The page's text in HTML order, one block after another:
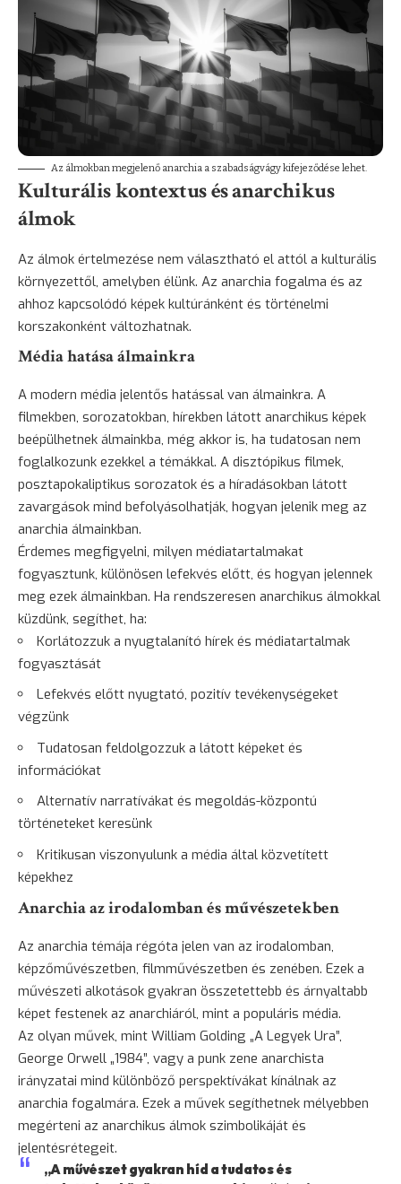
Az álmokban megjelenő anarchia a szabadságvágy kifejeződése lehet.
Kulturális kontextus és anarchikus
álmok
Az álmok értelmezése nem választható el attól a kulturális
környezettől, amelyben élünk. Az anarchia fogalma és az
ahhoz kapcsolódó képek kultúránként és történelmi
korszakonként változhatnak.
Média hatása álmainkra
A modern média jelentős hatással van álmainkra. A
filmekben, sorozatokban, hírekben látott anarchikus képek
beépülhetnek álmainkba, még akkor is, ha tudatosan nem
foglalkozunk ezekkel a témákkal. A disztópikus filmek,
posztapokaliptikus sorozatok és a híradásokban látott
zavargások mind befolyásolhatják, hogyan jelenik meg az
anarchia álmainkban.
Érdemes megfigyelni, milyen médiatartalmakat
fogyasztunk, különösen lefekvés előtt, és hogyan jelennek
meg ezek álmainkban. Ha rendszeresen anarchikus álmokkal
küzdünk, segíthet, ha:
Korlátozzuk a nyugtalanító hírek és médiatartalmak
fogyasztását
Lefekvés előtt nyugtató, pozitív tevékenységeket
végzünk
Tudatosan feldolgozzuk a látott képeket és
információkat
Alternatív narratívákat és megoldás-központú
történeteket keresünk
Kritikusan viszonyulunk a média által közvetített
képekhez
Anarchia az irodalomban és művészetekben
Az anarchia témája régóta jelen van az irodalomban,
képzőművészetben, filmművészetben és zenében. Ezek a
művészeti alkotások gyakran összetettebb és árnyaltabb
képet festenek az anarchiáról, mint a populáris média.
Az olyan művek, mint William Golding „A Legyek Ura”,
George Orwell „1984”, vagy a punk zene anarchista
irányzatai mind különböző perspektívákat kínálnak az
anarchia fogalmára. Ezek a művek segíthetnek mélyebben
megérteni az anarchikus álmok szimbolikáját és
jelentésrétegeit.
„A művészet gyakran híd a tudatos és